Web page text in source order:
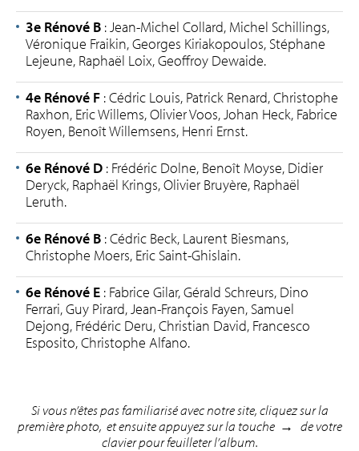
3e Rénové B : Jean-Michel Collard, Michel Schillings,
Véronique Fraikin, Georges Kiriakopoulos, Stéphane
Lejeune, Raphaël Loix, Geoffroy Dewaide.
4e Rénové F : Cédric Louis, Patrick Renard, Christophe
Raxhon, Eric Willems, Olivier Voos, Johan Heck, Fabrice
Royen, Benoît Willemsens, Henri Ernst.
6e Rénové D : Frédéric Dolne, Benoît Moyse, Didier
Deryck, Raphaël Krings, Olivier Bruyère, Raphaël
Leruth.
6e Rénové B : Cédric Beck, Laurent Biesmans,
Christophe Moers, Eric Saint-Ghislain.
6e Rénové E : Fabrice Gilar, Gérald Schreurs, Dino
Ferrari, Guy Pirard, Jean-François Fayen, Samuel
Dejong, Frédéric Deru, Christian David, Francesco
Esposito, Christophe Alfano.
Si vous n’êtes pas familiarisé avec notre site, cliquez sur la
première photo, et ensuite appuyez sur la touche → de votre
clavier pour feuilleter l’album.